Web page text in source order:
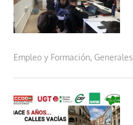
Empleo y Formación, Generales